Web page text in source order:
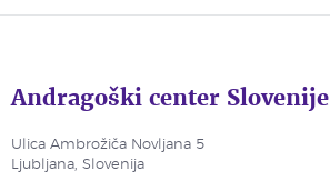
Andragoški center Slovenije
Ulica Ambrožiča Novljana 5
Ljubljana, Slovenija